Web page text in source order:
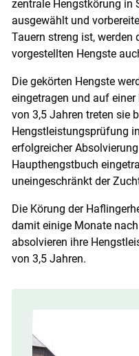
zentrale Hengstkörung in
ausgewählt und
Tauern streng ist, werden
vorgestellten Hengste
Die gekörten Hengste
eingetragen und auf
von 3,5 Jahren treten sie
Hengstleistungsprüfung
erfolgreicher
Haupthengstbuch
uneingeschränkt der
Die Körung der
damit einige Monate
absolvieren ihre
von 3,5 Jahren.